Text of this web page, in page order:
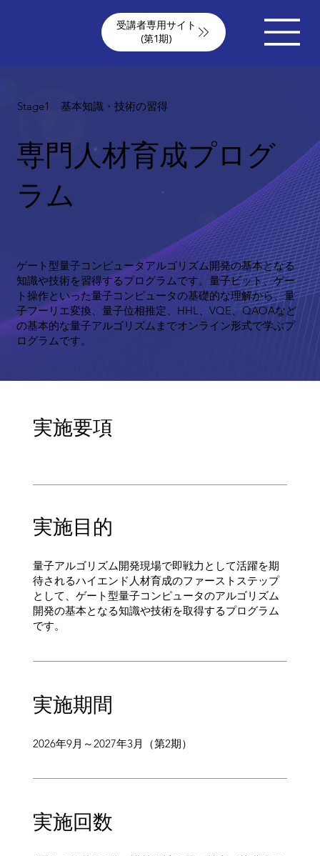
受講者専用サイト
(第1期)
Stage1 基本知識・技術の習得
専門人材育成プログ
ラム
ゲート型量子コンピュータアルゴリズム開発の基本となる
知識や技術を習得するプログラムです。量子ビット、ゲー
ト操作といった量子コンピュータの基礎的な理解から、量
子フーリエ変換、量子位相推定、HHL、VQE、QAOAなど
の基本的な量子アルゴリズムまでオンライン形式で学ぶプ
ログラムです。
実施要項
​実施目的
量子アルゴリズム開発現場で即戦力として活躍を期
待されるハイエンド人材育成のファーストステップ
として、ゲート型量子コンピュータのアルゴリズム
開発の基本となる知識や技術を取得するプログラム
です。
実施期間
2026年9月～2027年3月（第2期）
実施回数